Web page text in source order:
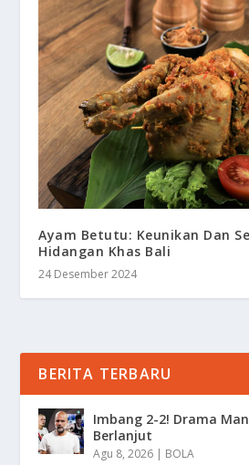
Ayam Betutu: Keunikan Dan
Hidangan Khas Bali
24 Desember 2024
BERITA TERBARU
Imbang 2-2! Drama
Berlanjut
Agu 8, 2026 | BOLA